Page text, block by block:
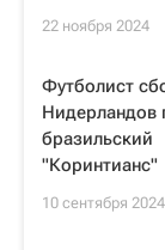
22 ноября 2024
Футболист
Нидерландов
бразильский
"Коринтианс"
10 сентября 2024